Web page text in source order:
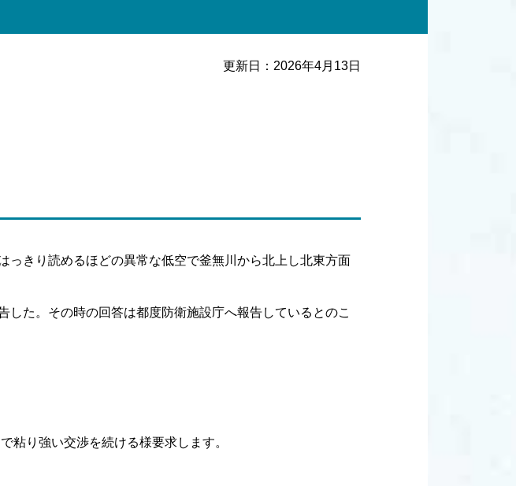
更新日： 2026年4月13日
っきり読めるほどの異常な低空で釜無川から北上し北東方面
た。その時の回答は都度防衛施設庁へ報告しているとのこ
粘り強い交渉を続ける様要求します。